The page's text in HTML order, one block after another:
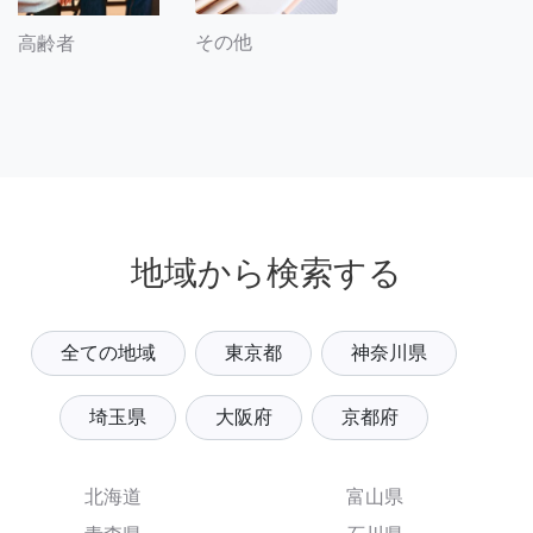
高齢者 その他
地域から検索する
全ての地域 東京都 神奈川県
埼玉県 大阪府 京都府
北海道
富山県